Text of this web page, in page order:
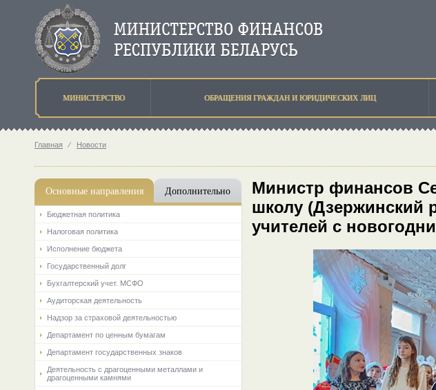
МИНИСТЕРСТВО ОБРАЩЕНИЯ ГРАЖДАН И ЮРИДИЧЕСКИХ ЛИЦ
Главная ⁄ Новости
Основные направления Дополнительно
Бюджетная политика
Налоговая политика
Исполнение бюджета
Государственный долг
Бухгалтерский учет. МСФО
Аудиторская деятельность
Надзор за страховой деятельностью
Департамент по ценным бумагам
Департамент государственных знаков
Деятельность с драгоценными металлами и
драгоценными камнями
Министр финансов
школу (Дзержинский
учителей с